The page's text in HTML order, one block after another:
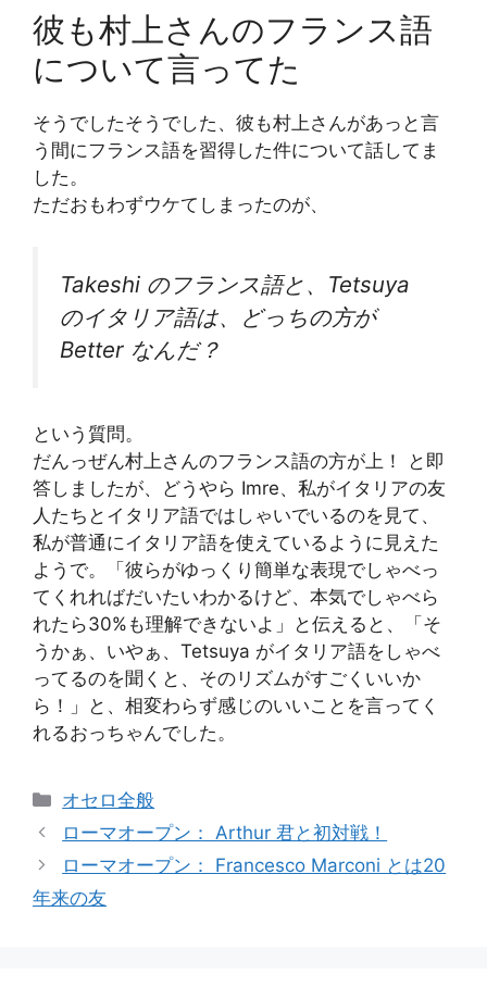
彼も村上さんのフランス語
について言ってた
そうでしたそうでした、彼も村上さんがあっと言
う間にフランス語を習得した件について話してま
した。
ただおもわずウケてしまったのが、
Takeshi のフランス語と、Tetsuya
のイタリア語は、どっちの方が
Better なんだ？
という質問。
だんっぜん村上さんのフランス語の方が上！ と即
答しましたが、どうやら Imre、私がイタリアの友
人たちとイタリア語ではしゃいでいるのを見て、
私が普通にイタリア語を使えているように見えた
ようで。「彼らがゆっくり簡単な表現でしゃべっ
てくれればだいたいわかるけど、本気でしゃべら
れたら30%も理解できないよ」と伝えると、「そ
うかぁ、いやぁ、Tetsuya がイタリア語をしゃべ
ってるのを聞くと、そのリズムがすごくいいか
ら！」と、相変わらず感じのいいことを言ってく
れるおっちゃんでした。
カ
テ
リ
ー
オセロ全般
ローマオープン： Arthur 君と初対戦！
ローマオープン： Francesco Marconi とは20
年来の友